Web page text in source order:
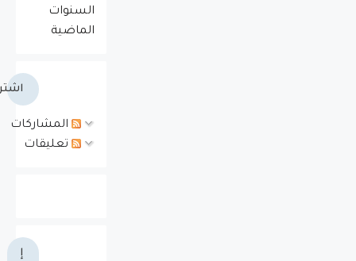
السنوات
الماضية
المشاركات
تعليقات
إ